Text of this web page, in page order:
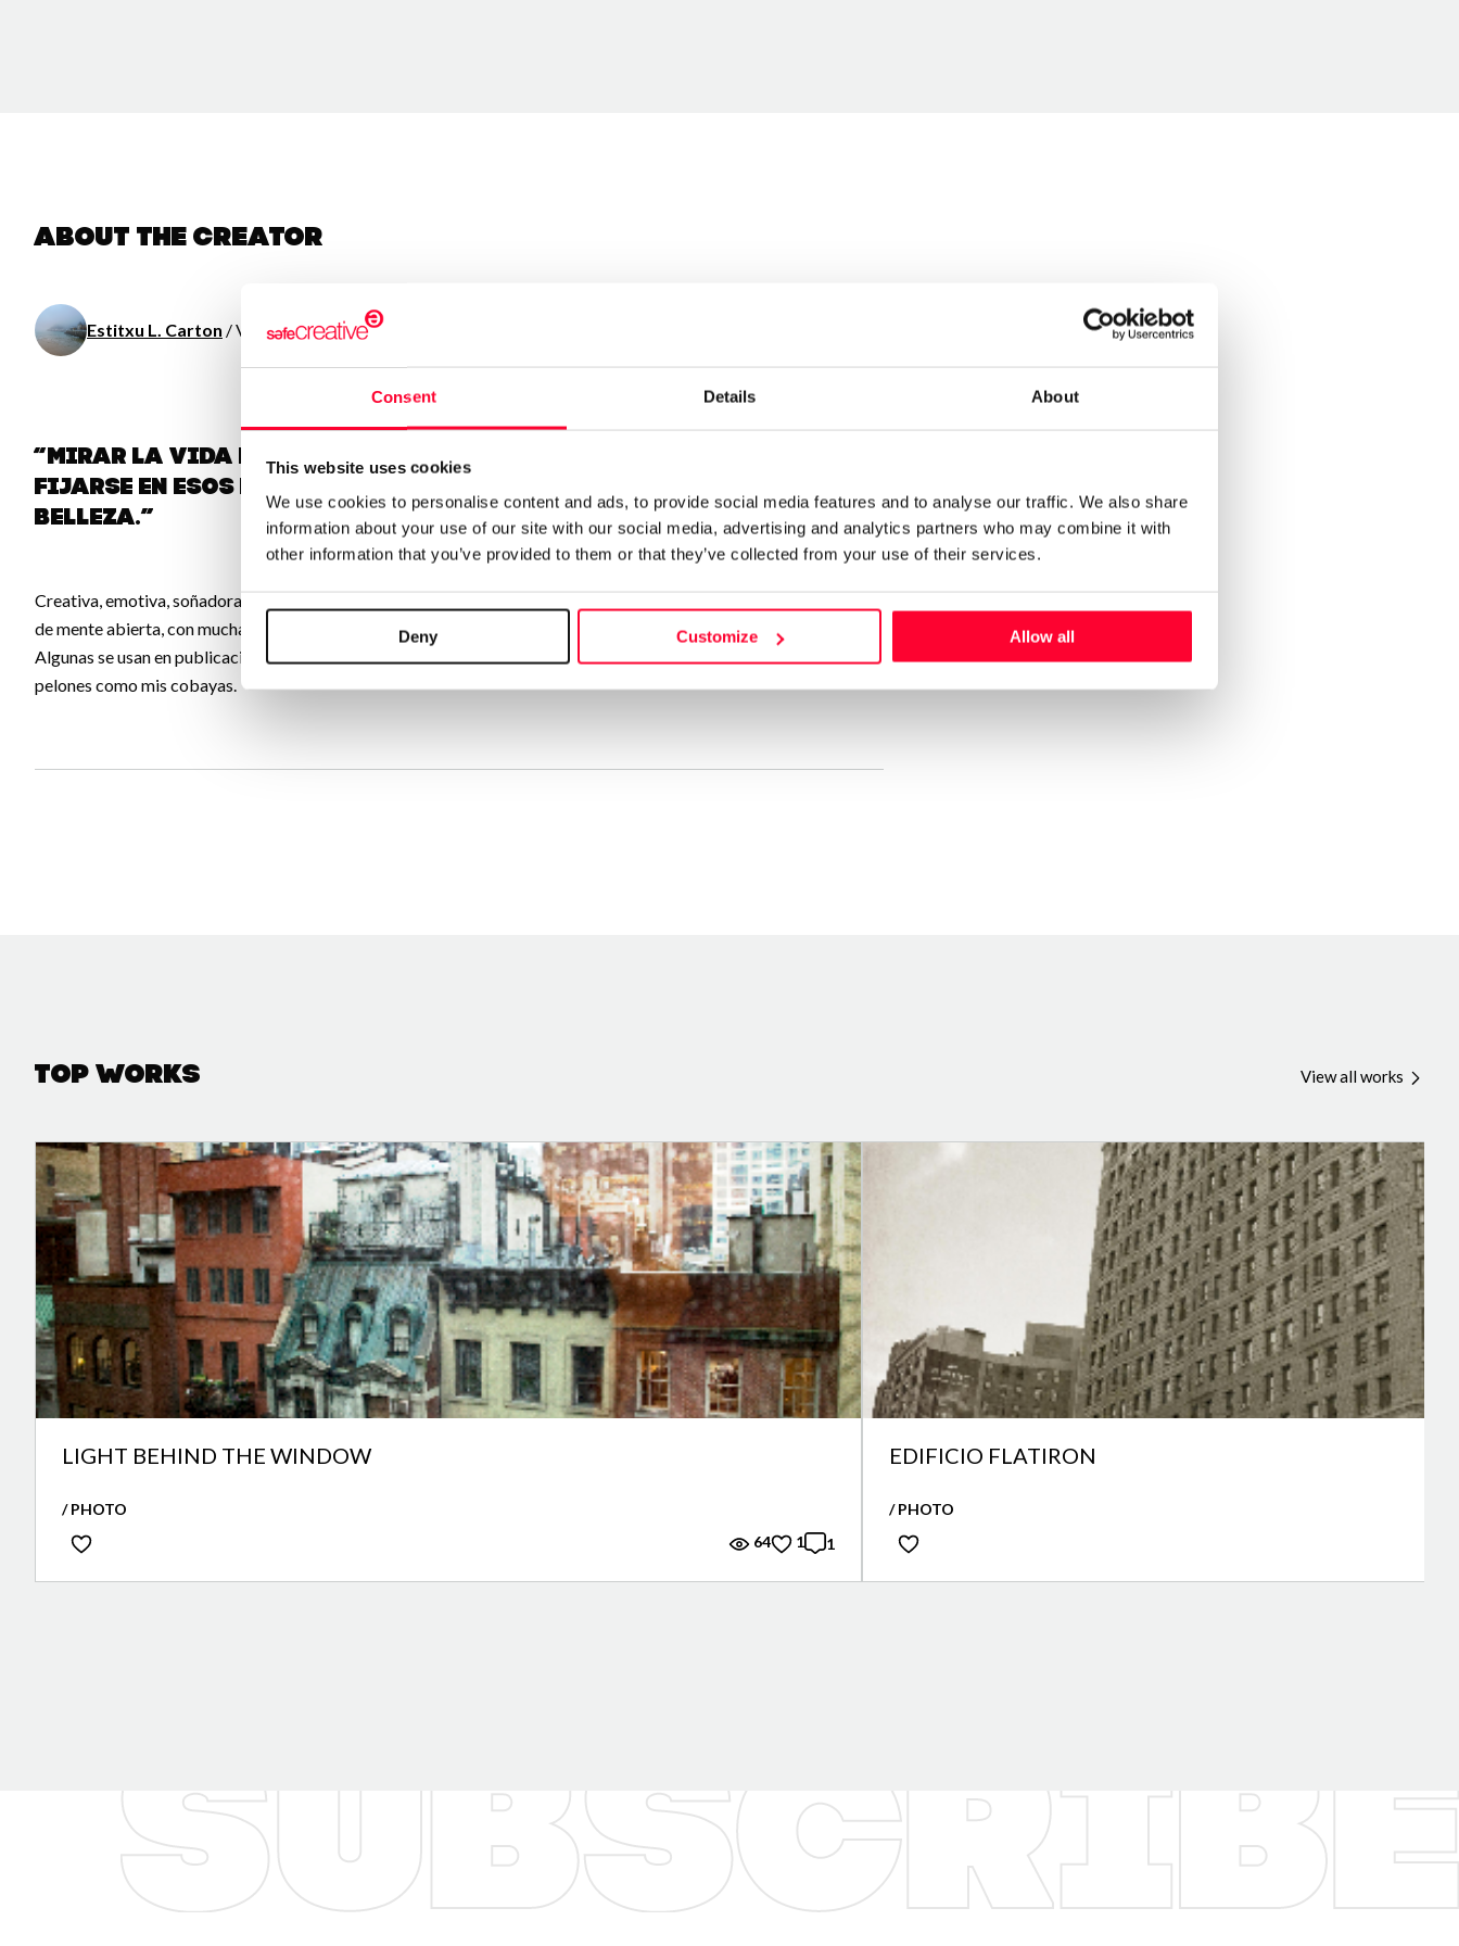
Consent Details About
This website uses cookies
We use cookies to personalise content and ads, to provide social media features and to analyse our traffic. We also share
information about your use of our site with our social media, advertising and analytics partners who may combine it with
other information that you’ve provided to them or that they’ve collected from your use of their services.
Deny Customize Allow all
About the creator
Estitxu L. Carton / Visual arts
“Mirar la vida desde el encuadre de una cámara ayuda a
fijarse en esos pequeños detalles de maravilla y extraña
belleza.”
Creativa, emotiva, soñadora, tímida, sensible, ordenada, imaginativa, intuitiva, se escuchar, perseverante, tranquila,
de mente abierta, con mucha paciencia y seguramente alguna que otra cosa más. Me gusta hacer fotografías.
Algunas se usan en publicaciones profesionales por todo el mundo. Me gustan los gatos y todos los animales
pelones como mis cobayas.
Top Works View all works
LIGHT BEHIND THE WINDOW
/ PHOTO
64
1 1
EDIFICIO FLATIRON
/ PHOTO